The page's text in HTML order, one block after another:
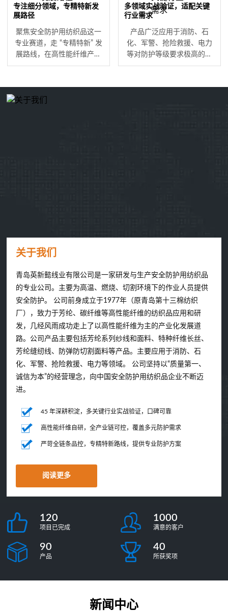
专注细分领域，专精特新发
展路径
聚焦安全防护用纺织品这一
专业赛道，走 “专精特新” 发
展路线，在高性能纤维产业
化领域形成深厚技术护城
持续优化核心产品性能，针
对极端作业环境的防护痛点
多领域实战验证，适配关键
行业需求
产品广泛应用于消防、石
化、军警、抢险救援、电力
等对防护等级要求极高的关
键行业，历经实战场景检
可靠的供应能力，为一线作
关于我们
青岛英新懿线业有限公司是一家研发与生产安全防护用纺织品
的专业公司。主要为高温、燃烧、切割环境下的作业人员提供
安全防护。 公司前身成立于1977年（原青岛第十三棉纺织
厂），致力于芳纶、碳纤维等高性能纤维的纺织品应用和研
发，几经风雨成功走上了以高性能纤维为主的产业化发展道
路。公司产品主要包括芳纶系列纱线和面料、特种纤维长丝、
芳纶缝纫线、防弹防切割面料等产品。主要应用于消防、石
化、军警、抢险救援、电力等领域。 公司坚持以“质量第一、
诚信为本”的经营理念，向中国安全防护用纺织品企业不断迈
进。
45 年深耕积淀，多关键行业实战验证，口碑可靠
高性能纤维自研，全产业链可控，覆盖多元防护需求
严苛全链条品控，专精特新路线，提供专业防护方案
阅读更多
120
项目已完成
1000
满意的客户
90
产品
40
所获奖项
新闻中心